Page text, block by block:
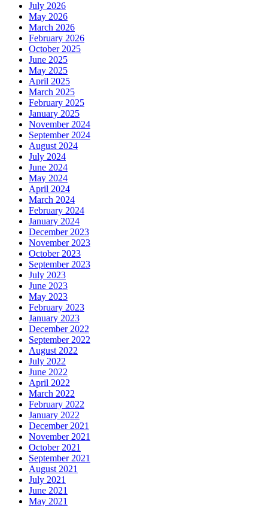
July 2026
May 2026
March 2026
February 2026
October 2025
June 2025
May 2025
April 2025
March 2025
February 2025
January 2025
November 2024
September 2024
August 2024
July 2024
June 2024
May 2024
April 2024
March 2024
February 2024
January 2024
December 2023
November 2023
October 2023
September 2023
July 2023
June 2023
May 2023
February 2023
January 2023
December 2022
September 2022
August 2022
July 2022
June 2022
April 2022
March 2022
February 2022
January 2022
December 2021
November 2021
October 2021
September 2021
August 2021
July 2021
June 2021
May 2021